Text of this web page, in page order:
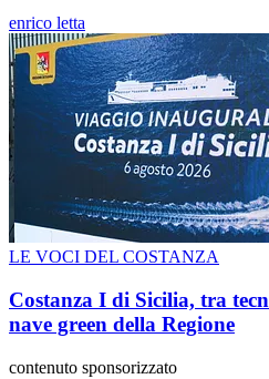
enrico letta
LE VOCI DEL COSTANZA
Costanza I di Sicilia, tra
nave green della Regione
contenuto sponsorizzato